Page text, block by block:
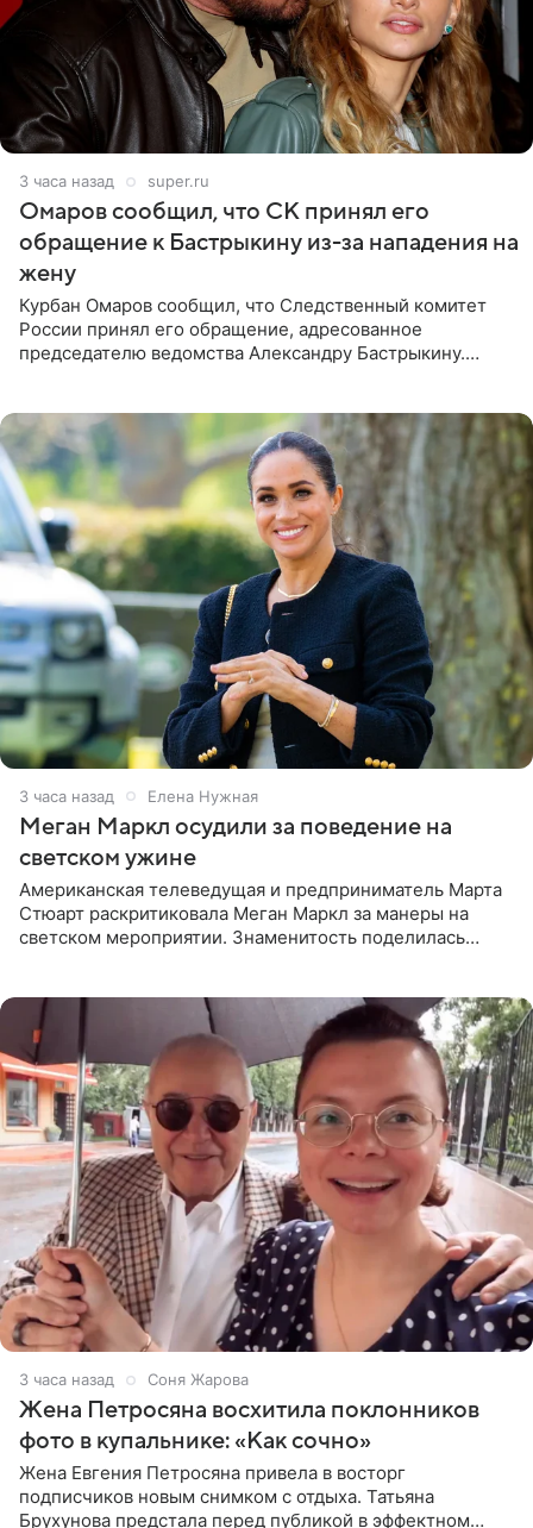
3 часа назад super.ru
Омаров сообщил, что СК принял его
обращение к Бастрыкину из-за нападения на
жену
Курбан Омаров сообщил, что Следственный комитет
России принял его обращение, адресованное
председателю ведомства Александру Бастрыкину.
3 часа назад Елена Нужная
Меган Маркл осудили за поведение на
светском ужине
Американская телеведущая и предприниматель Марта
Стюарт раскритиковала Меган Маркл за манеры на
светском мероприятии. Знаменитость поделилась
3 часа назад Соня Жарова
Жена Петросяна восхитила поклонников
фото в купальнике: «Как сочно»
Жена Евгения Петросяна привела в восторг
подписчиков новым снимком с отдыха. Татьяна
Брухунова предстала перед публикой в эффектном